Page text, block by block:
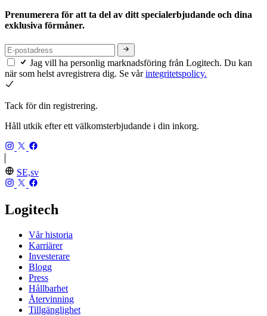
Prenumerera för att ta del av ditt specialerbjudande och dina
exklusiva förmåner.
Jag vill ha personlig marknadsföring från Logitech. Du kan
när som helst avregistrera dig. Se vårintegritetspolicy.
Tack för din registrering.
Håll utkik efter ett välkomsterbjudande i din inkorg.
SE,sv
Logitech
Vår historia
Karriärer
Investerare
Blogg
Press
Hållbarhet
Återvinning
Tillgänglighet